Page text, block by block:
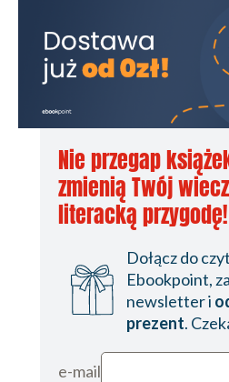
Nie przegap
zmienią Twój
literacką przygodę!
Dołącz do
Ebookpoint,
newsletter i
prezent.
e-mail